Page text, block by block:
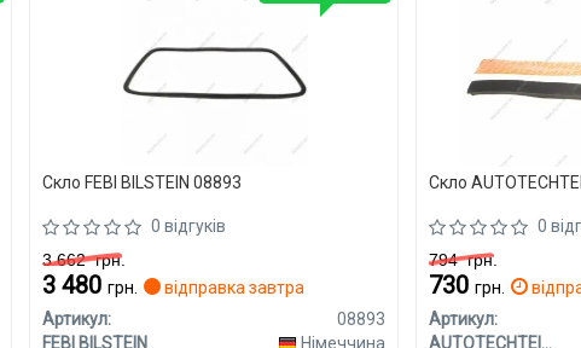
Скло FEBI BILSTEIN 08893
0 відгуків
3 662грн.
3 480грн.
відправка завтра
Артикул:
08893
FEBI BILSTEIN
Німеччина
Скло
0
794грн.
730грн.
Артикул:
AUTOTECHTEILE